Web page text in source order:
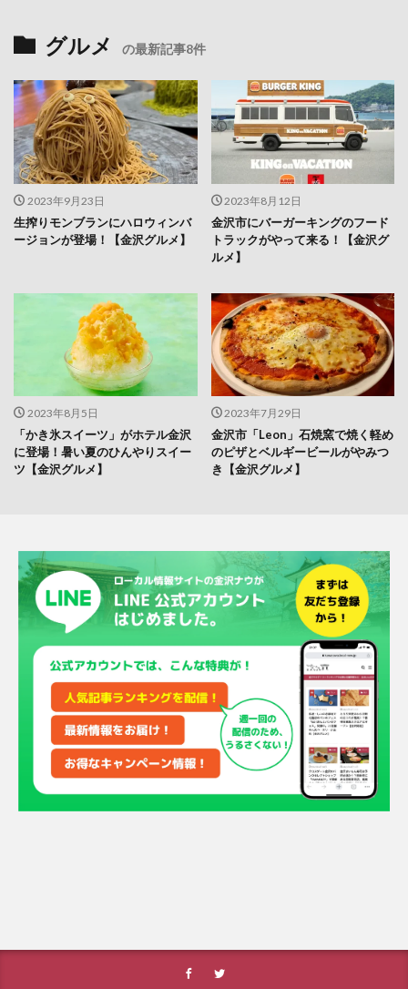
グルメ の最新記事8件
2023年9月23日
生搾りモンブランにハロウィンバ
ージョンが登場！【金沢グルメ】
2023年8月12日
金沢市にバーガーキングのフード
トラックがやって来る！【金沢グ
ルメ】
2023年8月5日
「かき氷スイーツ」がホテル金沢
に登場！暑い夏のひんやりスイー
ツ【金沢グルメ】
2023年7月29日
金沢市「Leon」石焼窯で焼く軽め
のピザとベルギービールがやみつ
き【金沢グルメ】